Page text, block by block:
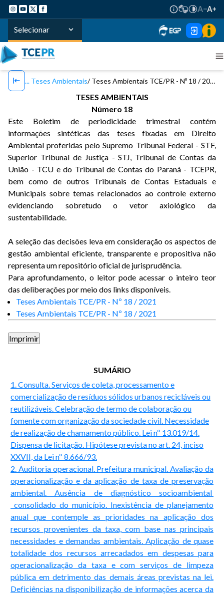
Selecionar
Teses Ambientais Teses Ambientais TCE/PR - Nº 18 / 2021
TESES AMBIENTAIS
Número 18
Este Boletim de periodicidade trimestral contém
informações sintéticas das teses fixadas em Direito
Ambiental proferidas pelo Supremo Tribunal Federal - STF,
Superior Tribunal de Justiça - STJ, Tribunal de Contas da
União - TCU e do Tribunal de Contas do Paraná - TCEPR,
bem como de outros Tribunais de Contas Estaduais e
Municipais sobre temas relacionados ao controle externo
evidenciando sobretudo o vetor axiológico da
sustentabilidade.
A seleção das decisões leva em consideração os aspectos de
gestão ambiental eficiente, transparente e propositiva não
representa um repositório oficial de jurisprudência.
Para aprofundamento, o leitor pode acessar o inteiro teor
das deliberações por meio dos links disponíveis.
Teses Ambientais TCE/PR - Nº 18 / 2021
Teses Ambientais TCE/PR - Nº 18 / 2021
SUMÁRIO
1. Consulta. Serviços de coleta, processamento e
comercialização de resíduos sólidos urbanos recicláveis ou
reutilizáveis. Celebração de termo de colaboração ou
fomente com organização da sociedade civil. Necessidade
de realização de chamamento público. Lei nº 13.019/14.
Dispensa de licitação. Hipótese prevista no art. 24, inciso
XXVII, da Lei nº 8.666/93.
2. Auditoria operacional. Prefeitura municipal. Avaliação da
operacionalização e da aplicação de taxa de preservação
ambiental. Ausência de diagnóstico socioambiental
consolidado do município. Inexistência de planejamento
anual que contemple as prioridades na aplicação dos
recursos provenientes da taxa, com base nas principais
necessidades e demandas ambientais. Aplicação de quase
totalidade dos recursos arrecadados em despesas para
operacionalização da taxa e com serviços de limpeza
pública em detrimento das demais áreas previstas na lei.
Deficiências na disponibilização de informações acerca da